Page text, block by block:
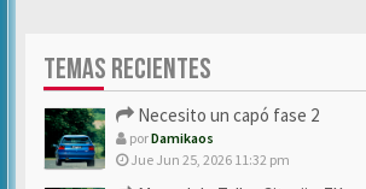
TEMAS RECIENTES
Necesito un capó fase 2
porDamikaos
Jue Jun 25, 2026 11:32 pm